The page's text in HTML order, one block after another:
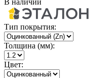
Тип покрытия:
Толщина (мм):
Цвет: